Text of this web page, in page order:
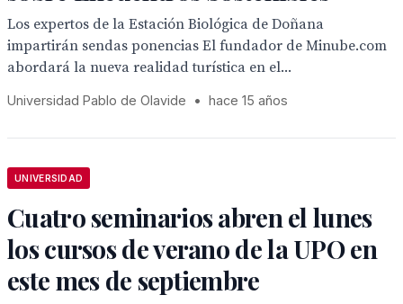
Los expertos de la Estación Biológica de Doñana
impartirán sendas ponencias El fundador de Minube.com
abordará la nueva realidad turística en el...
Universidad Pablo de Olavide • hace 15 años
UNIVERSIDAD
Cuatro seminarios abren el lunes
los cursos de verano de la UPO en
este mes de septiembre